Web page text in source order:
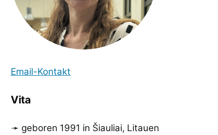
Email-Kontakt
Vita
geboren 1991 in Šiauliai, Litauen